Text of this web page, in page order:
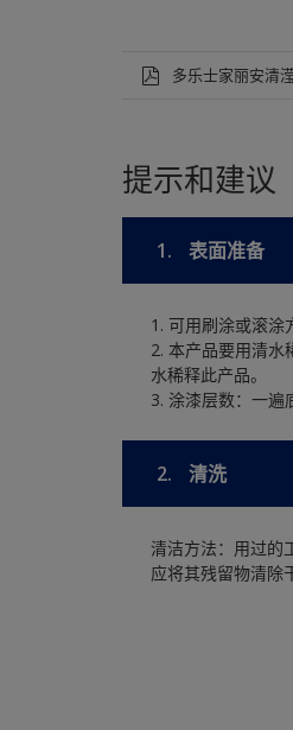
多乐士家丽安清
提示和建议
1. 表面准备
1. 可用刷涂或滚涂
2. 本产品要用清水
水稀释此产品。
3. 涂漆层数：一遍
2. 清洗
清洁方法：用过的
应将其残留物清除